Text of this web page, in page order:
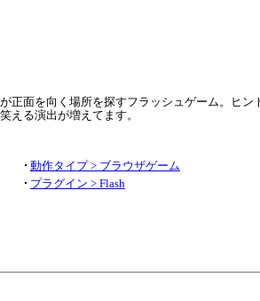
正面を向く場所を探すフラッシュゲーム。ヒン
える演出が増えてます。
動作タイプ > ブラウザゲーム
プラグイン > Flash